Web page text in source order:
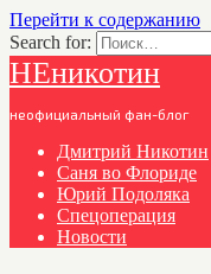
Перейти к содержанию
Search for:
НЕникотин
неофициальный фан-блог
Дмитрий Никотин
Саня во Флориде
Юрий Подоляка
Спецоперация
Новости